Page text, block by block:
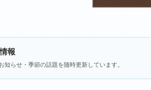
報
知らせ・季節の話題を随時更新しています。